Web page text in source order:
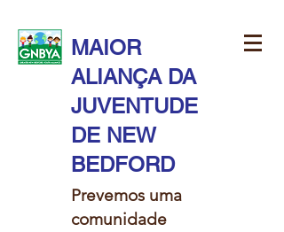
MAIOR
ALIANÇA DA
JUVENTUDE
DE NEW
BEDFORD
Prevemos uma
comunidade